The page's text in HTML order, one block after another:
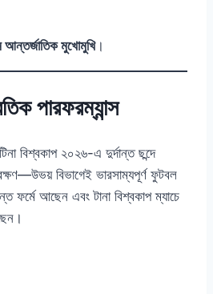
আন্তর্জাতিক মুখোমুখি।
পারফরম্যান্স
বিশ্বকাপ ২০২৬-এ দুর্দান্ত ছন্দে
বিভাগেই ভারসাম্যপূর্ণ ফুটবল
ফর্মে আছেন এবং টানা বিশ্বকাপ ম্যাচে